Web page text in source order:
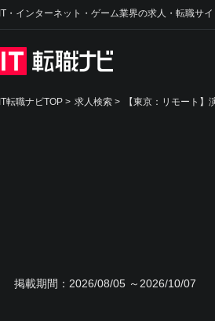
IT・インターネット・ゲーム業界の求人・転職サ
IT転職ナビTOP > 求人検索 > 【東京：リモート
掲載期間： 2026/08/05 ～2026/10/07